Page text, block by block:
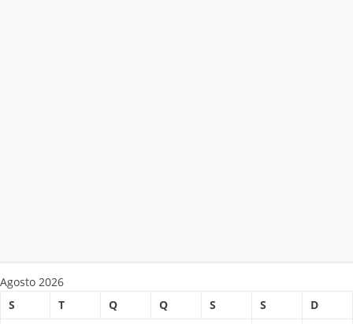
Agosto 2026
S
T Q Q S S
D